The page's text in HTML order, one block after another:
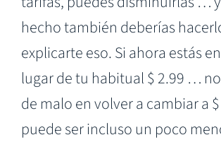
hecho también deberías
explicarte eso. Si ahora estás
lugar de tu habitual $ 2.99 …
de malo en volver a cambiar a
puede ser incluso un poco